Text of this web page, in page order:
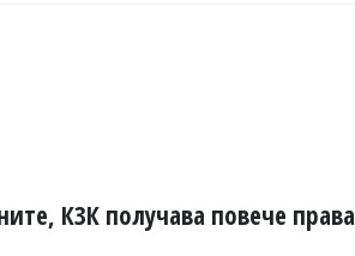
КЗК получава повече права